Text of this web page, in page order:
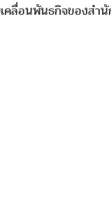
คลื่อนพันธกิจของสำนั